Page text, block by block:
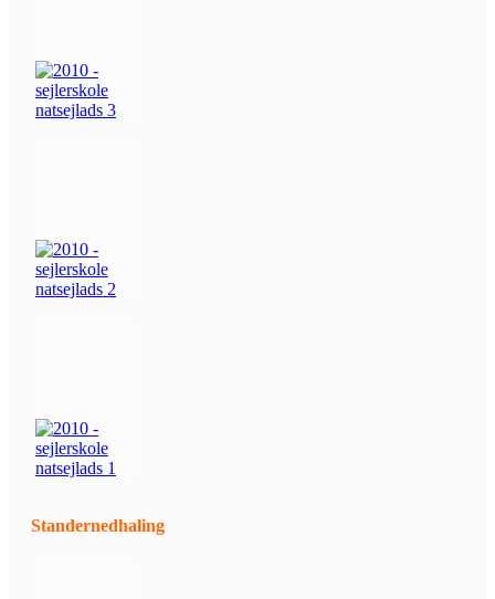
Standernedhaling